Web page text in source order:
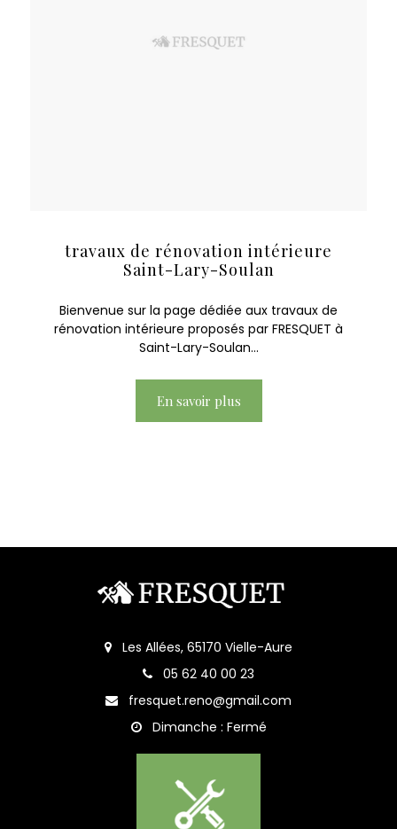
travaux de rénovation intérieure
Saint-Lary-Soulan
Bienvenue sur la page dédiée aux travaux de
rénovation intérieure proposés par FRESQUET à
Saint-Lary-Soulan...
En savoir plus
Les Allées, 65170 Vielle-Aure
05 62 40 00 23
fresquet.reno@gmail.com
Dimanche : Fermé